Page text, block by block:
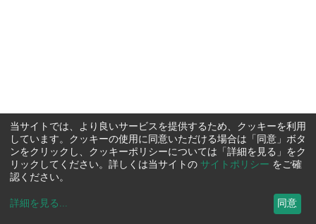
当サイトでは、より良いサービスを提供するため、クッキーを利用
しています。クッキーの使用に同意いただける場合は「同意」ボタ
ンをクリックし、クッキーポリシーについては「詳細を見る」をク
リックしてください。詳しくは当サイトの サイトポリシー をご確
認ください。
詳細を見る ... 同意